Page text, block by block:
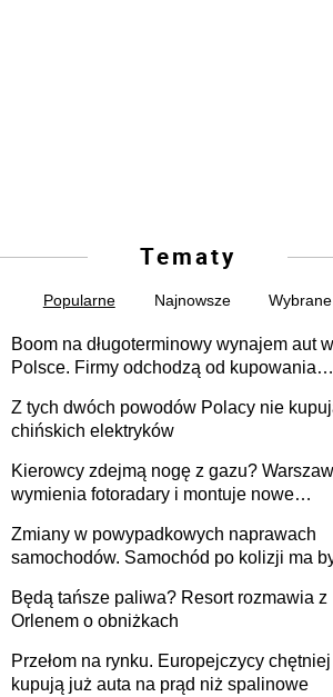
Tematy
Popularne Najnowsze Wybrane
Boom na długoterminowy wynajem aut w
Polsce. Firmy odchodzą od kupowania
Z tych dwóch powodów Polacy nie
chińskich elektryków
Kierowcy zdejmą nogę z gazu?
wymienia fotoradary i montuje nowe
Zmiany w powypadkowych naprawach
samochodów. Samochód po kolizji ma
technologią producenta
Będą tańsze paliwa? Resort rozmawia z
Orlenem o obniżkach
Przełom na rynku. Europejczycy chętniej
kupują już auta na prąd niż spalinowe